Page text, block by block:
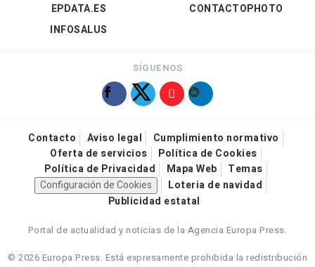
EPDATA.ES
INFOSALUS
CONTACTOPHOTO
SÍGUENOS
Contacto Aviso legal
Cumplimiento normativo
Oferta de servicios
Política de Cookies
Política de Privacidad
Mapa Web
Temas
Configuración de Cookies
Loteria de navidad
Publicidad estatal
Portal de actualidad y noticias de la Agencia Europa Press.
© 2026 Europa Press. Está expresamente prohibida la redistribución